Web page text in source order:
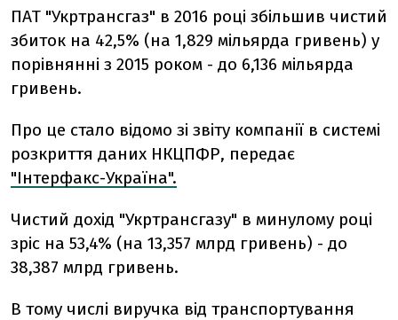
ПАТ "Укртрансгаз" в 2016 році збільшив чистий
збиток на 42,5% (на 1,829 мільярда гривень) у
порівнянні з 2015 роком - до 6,136 мільярда
гривень.
Про це стало відомо зі звіту компанії в системі
розкриття даних НКЦПФР, передає
"Інтерфакс-Україна".
Чистий дохід "Укртрансгазу" в минулому році
зріс на 53,4% (на 13,357 млрд гривень) - до
38,387 млрд гривень.
В тому числі виручка від транспортування